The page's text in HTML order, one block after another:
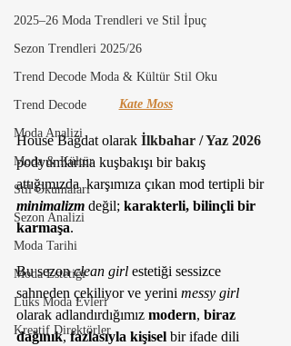
2025–26 Moda Trendleri ve Stil İpuç
Sezon Trendleri 2025/26
Trend Decode Moda & Kültür Stil Oku
Trend Decode
Moda Analizi
Moda & Kültür
Stil Okumaları
Sezon Analizi
Moda Tarihi
Moda Estetiği
Lüks Moda Evleri
Kreatif Direktörler
Kate Moss
House Bağdat olarak İlkbahar / Yaz 2026
podyumlarına kuşbakışı bir bakış
attığımızda  karşımıza çıkan mod tertipli bir
minimalizm değil; karakterli, bilinçli bir
karmaşa.
Bu sezon clean girl estetiği sessizce
sahneden çekiliyor ve yerini messy girl
olarak adlandırdığımız modern, biraz
dağınık, fazlasıyla kişisel bir ifade dili